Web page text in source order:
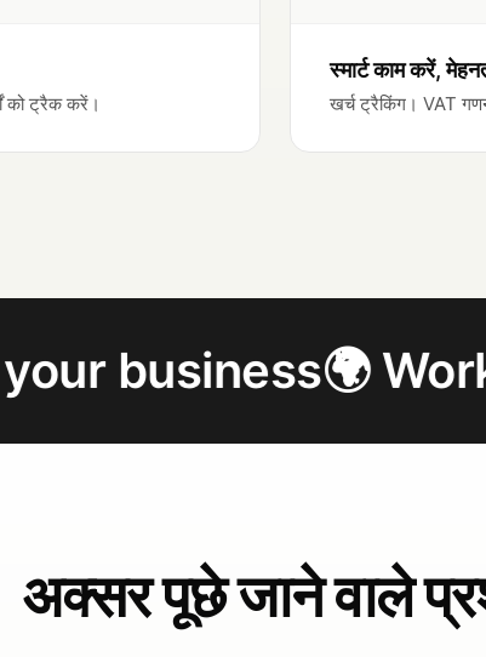
को ट्रैक करें।
स्मार्ट काम करें,
खर्च ट्रैकिंग। VAT
🌍 Work globally
अक्सर पूछे जाने वाले